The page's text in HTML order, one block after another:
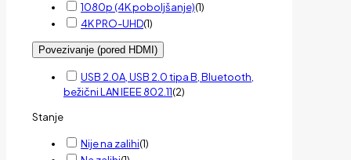
1080p (4K poboljšanje)(1)
4K PRO-UHD(1)
Povezivanje (pored HDMI)
USB 2.0A, USB 2.0 tipa B, Bluetooth,
bežični LAN IEEE 802.11(2)
Stanje
Nije na zalihi(1)